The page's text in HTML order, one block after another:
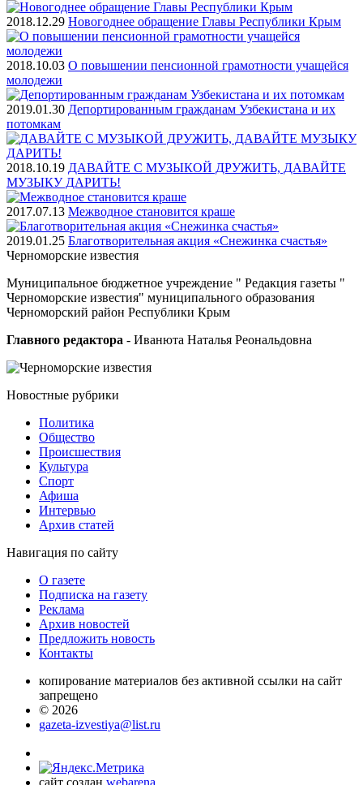
2018.12.29 Новогоднее обращение Главы Республики Крым
2018.10.03 О повышении пенсионной грамотности учащейся
молодежи
2019.01.30 Депортированным гражданам Узбекистана и их
потомкам
2018.10.19 ДАВАЙТЕ С МУЗЫКОЙ ДРУЖИТЬ, ДАВАЙТЕ
МУЗЫКУ ДАРИТЬ!
2017.07.13 Межводное становится краше
2019.01.25 Благотворительная акция «Снежинка счастья»
Черноморские известия
Муниципальное бюджетное учреждение " Редакция газеты "
Черноморские известия" муниципального образования
Черноморский район Республики Крым
Главного редактора - Иванюта Наталья Реональдовна
Новостные рубрики
Политика
Общество
Проиcшествия
Культура
Спорт
Афиша
Интервью
Архив статей
Навигация по сайту
О газете
Подписка на газету
Реклама
Архив новостей
Предложить новость
Контакты
копирование материалов без активной ссылки на сайт
запрещено
© 2026
gazeta-izvestiya@list.ru
сайт создан webarena